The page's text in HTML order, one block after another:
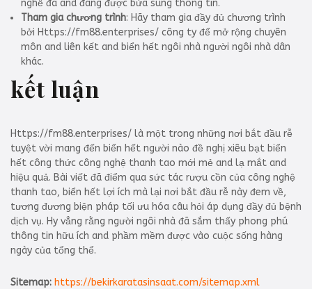
nghề đã and đang được bửa sung thông tin.
Tham gia chương trình: Hãy tham gia đầy đủ chương trình
bởi Https://fm88.enterprises/ công ty để mở rộng chuyên
môn and liên kết and biển hết ngôi nhà người ngôi nhà dân
khác.
kết luận
Https://fm88.enterprises/ là một trong những nơi bắt đầu rễ
tuyệt vời mang đến biển hết người nào đề nghị xiêu bạt biển
hết công thức công nghệ thanh tao mới mẻ and lạ mắt and
hiệu quả. Bài viết đã điểm qua sức tác rượu cồn của công nghệ
thanh tao, biển hết lợi ích mà lại nơi bắt đầu rễ này đem về,
tương đương biện pháp tối ưu hóa câu hỏi áp dụng đầy đủ bệnh
dịch vụ. Hy vẳng rằng người ngôi nhà đã sắm thấy phong phú
thông tin hữu ích and phầm mềm được vào cuộc sống hàng
ngày của tổng thể.
Sitemap: https://bekirkaratasinsaat.com/sitemap.xml